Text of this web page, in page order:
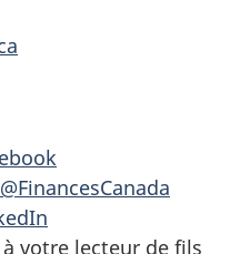
@FinancesCanada
à votre lecteur de fils